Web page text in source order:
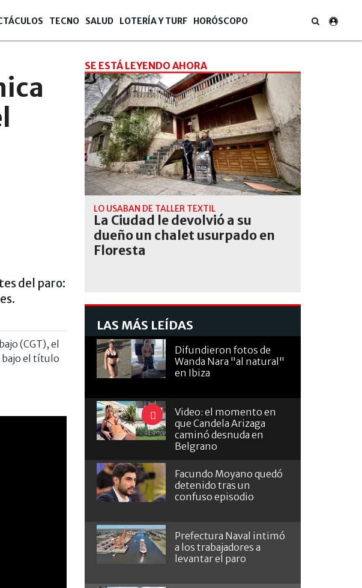
TECNO SALUD LOTERÍA Y TURF HORÓSCOPO
del paro:
(CGT), el
bajo el título
SE ESTÁ LEYENDO AHORA
LO USABAN DE TALLER TEXTIL
La Ciudad le devolvió a su
dueño un chalet usurpado en
Floresta
LAS MÁS LEÍDAS
Difundieron fotos de
Wanda Nara "al natural"
en Ibiza
Video: el momento en
que Candela Arizaga
caminó desnuda en
Belgrano
Facundo Moyano quedó
detenido tras un
confuso episodio
Prefectura Naval intimó
a los trabajadores a
levantar el paro